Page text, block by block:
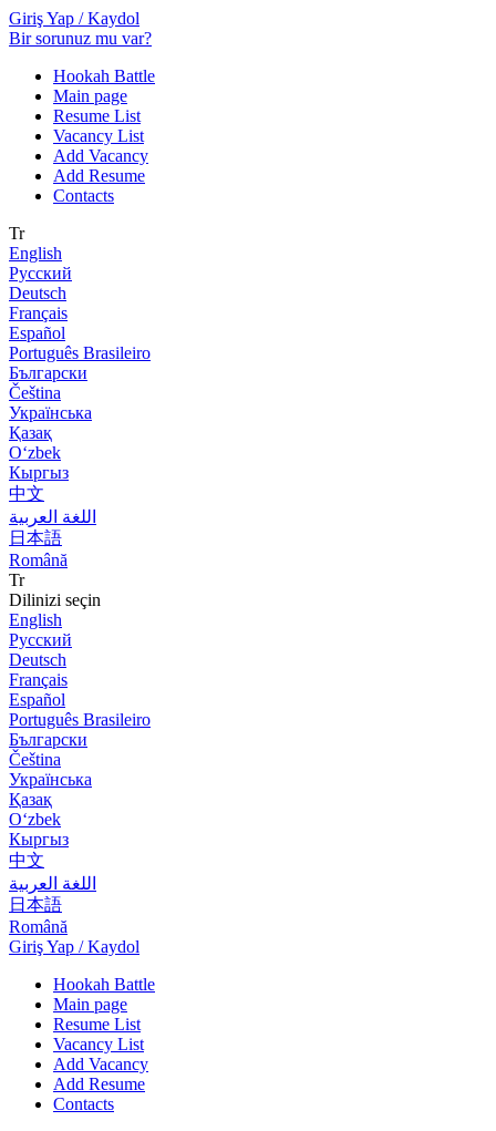
Giriş Yap / Kaydol
Bir sorunuz mu var?
Hookah Battle
Main page
Resume List
Vacancy List
Add Vacancy
Add Resume
Contacts
Tr
English
Русский
Deutsch
Français
Español
Português Brasileiro
Български
Čeština
Українська
Қазақ
Оʻzbek
Кыргыз
中文
اللغة العربية
日本語
Română
Tr
Dilinizi seçin
English
Русский
Deutsch
Français
Español
Português Brasileiro
Български
Čeština
Українська
Қазақ
Оʻzbek
Кыргыз
中文
اللغة العربية
日本語
Română
Giriş Yap / Kaydol
Hookah Battle
Main page
Resume List
Vacancy List
Add Vacancy
Add Resume
Contacts